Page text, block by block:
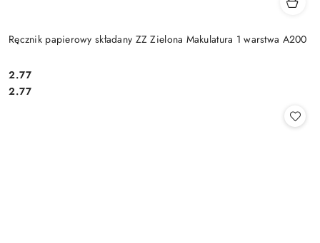
Ręcznik papierowy składany ZZ Zielona Makulatura 1 warstwa A200
Cena:
2.77
Cena:
2.77